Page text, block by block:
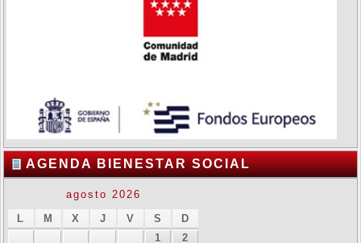
AGENDA BIENESTAR SOCIAL
agosto 2026
L
M X J V S
D
1
2